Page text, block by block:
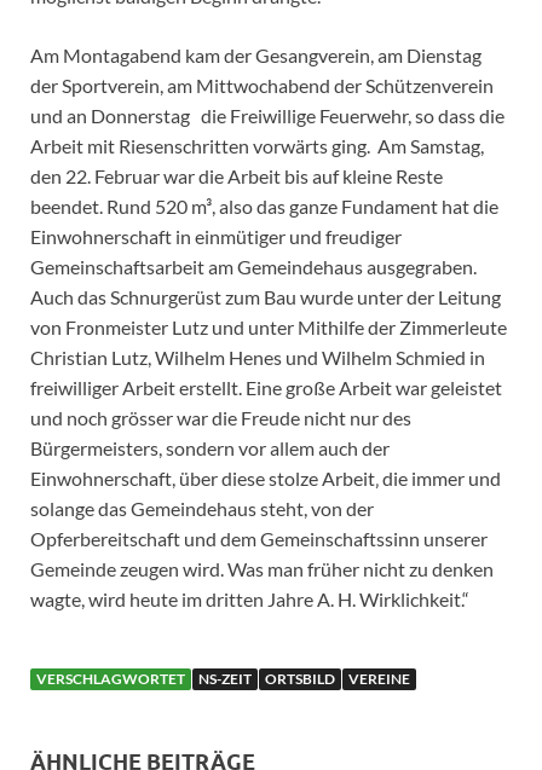
Am Montagabend kam der Gesangverein, am Dienstag
der Sportverein, am Mittwochabend der Schützenverein
und an Donnerstag die Freiwillige Feuerwehr, so dass die
Arbeit mit Riesenschritten vorwärts ging. Am Samstag,
den 22. Februar war die Arbeit bis auf kleine Reste
beendet. Rund 520 m³, also das ganze Fundament hat die
Einwohnerschaft in einmütiger und freudiger
Gemeinschaftsarbeit am Gemeindehaus ausgegraben.
Auch das Schnurgerüst zum Bau wurde unter der Leitung
von Fronmeister Lutz und unter Mithilfe der Zimmerleute
Christian Lutz, Wilhelm Henes und Wilhelm Schmied in
freiwilliger Arbeit erstellt. Eine große Arbeit war geleistet
und noch grösser war die Freude nicht nur des
Bürgermeisters, sondern vor allem auch der
Einwohnerschaft, über diese stolze Arbeit‚ die immer und
solange das Gemeindehaus steht, von der
Opferbereitschaft und dem Gemeinschaftssinn unserer
Gemeinde zeugen wird. Was man früher nicht zu denken
wagte, wird heute im dritten Jahre A. H. Wirklichkeit.“
VERSCHLAGWORTET NS-ZEIT ORTSBILD VEREINE
ÄHNLICHE BEITRÄGE